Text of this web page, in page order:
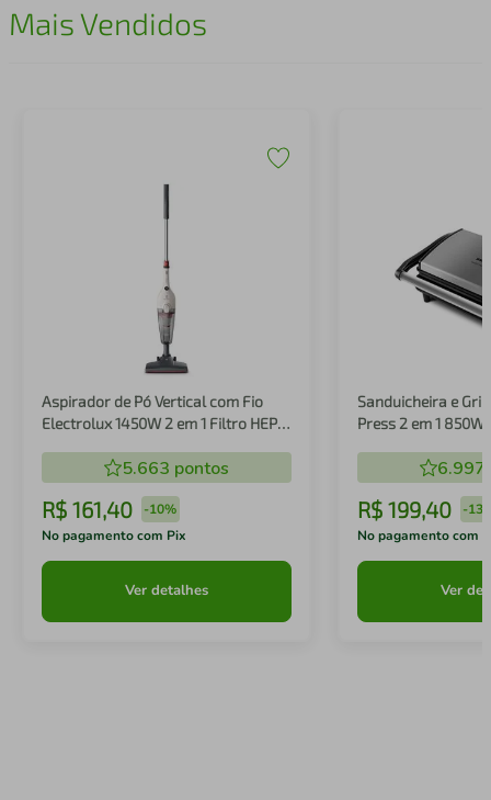
Mais Vendidos
Aspirador de Pó Vertical com Fio
Electrolux 1450W 2 em 1 Filtro HEPA
5.663 pontos
R$ 161,40 -10%
No pagamento com Pix
Ver detalhes
Sanduicheira e
Press 2 em 1 850W
6.997
R$ 199,40 -
No pagamento com
Ver